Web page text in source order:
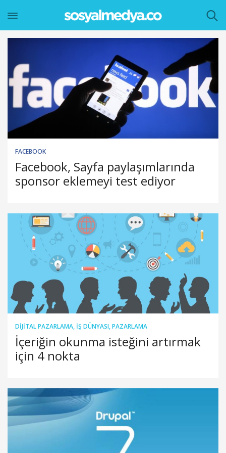
FACEBOOK
Facebook, Sayfa paylaşımlarında
sponsor eklemeyi test ediyor
DIJITAL PAZARLAMA, İŞ DÜNYASI,PAZARLAMA
İçeriğin okunma isteğini artırmak
için 4 nokta